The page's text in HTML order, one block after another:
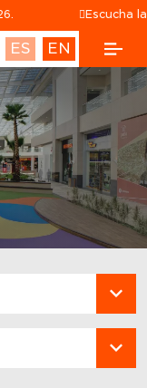
Escucha la
ES EN